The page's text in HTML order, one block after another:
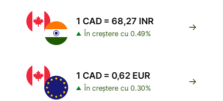
1 CAD = 68,27 INR
În creștere cu 0.49%
1 CAD = 0,62 EUR
În creștere cu 0.30%